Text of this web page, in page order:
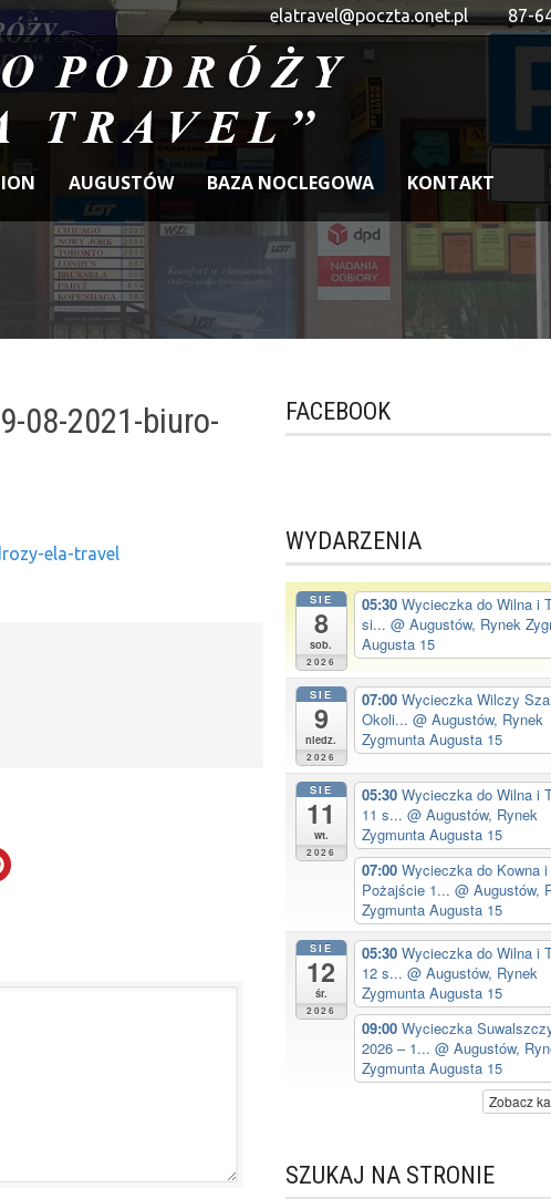
elatravel@poczta.onet.pl 87-
AUGUSTÓW BAZA NOCLEGOWA KONTAKT
08-2021-biuro-
ela-travel
FACEBOOK
WYDARZENIA
SIE
8
sob.
2026
05:30 Wycieczka do Wilna i
si... @ Augustów, Rynek
Augusta 15
SIE
9
niedz.
2026
07:00 Wycieczka Wilczy
Okoli... @ Augustów, Rynek
Zygmunta Augusta 15
SIE
11
wt.
2026
05:30 Wycieczka do Wilna i
11 s... @ Augustów, Rynek
Zygmunta Augusta 15
07:00 Wycieczka do Kowna i
Pożajście 1... @ Augustów,
Zygmunta Augusta 15
SIE
12
śr.
2026
05:30 Wycieczka do Wilna i
12 s... @ Augustów, Rynek
Zygmunta Augusta 15
09:00 Wycieczka
2026 – 1... @ Augustów,
Zygmunta Augusta 15
Zobacz
SZUKAJ NA STRONIE